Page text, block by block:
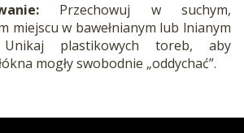
Przechowuj w suchym,
miejscu w bawełnianym lub lnianym
Unikaj plastikowych toreb, aby
mogły swobodnie „oddychać”.